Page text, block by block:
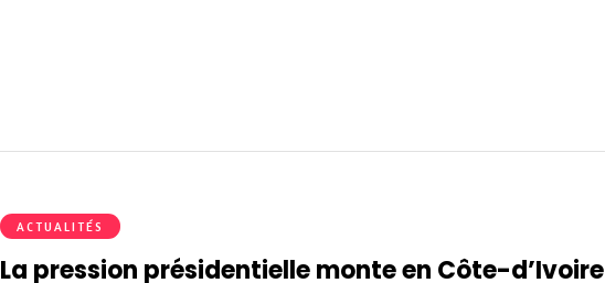
ACTUALITÉS
La pression présidentielle monte en Côte-d’Ivoire